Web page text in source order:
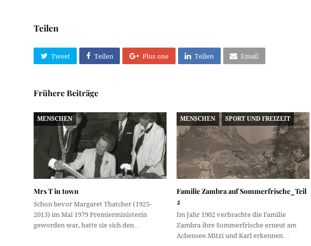
Teilen
Tweet Teilen Plus one Teilen Email
Frühere Beiträge
MENSCHEN
Mrs T in town
Schon bevor Margaret Thatcher (1925-
2013) im Mai 1979 Premierministerin
geworden war, hatte sie sich den…
MENSCHEN SPORT UND FREIZEIT
Familie Zambra auf Sommerfrische_Teil
2
Im Jahr 1902 verbrachte die Familie
Zambra ihre Sommerfrische erneut am
Achensee.Mitzi und Karl erkennen…